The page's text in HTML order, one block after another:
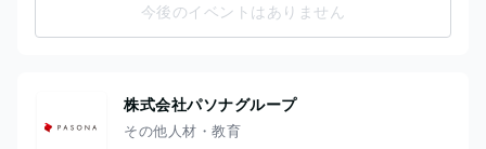
今後のイベントはありません
株式会社パソナグループ
その他人材・教育